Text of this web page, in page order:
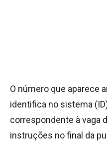
O número que aparece
identifica no sistema
correspondente à vaga
instruções no final da